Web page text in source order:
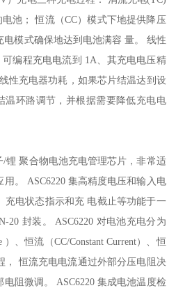
池； 恒流（CC）模式下地提供降压
模式确保地达到电池满容 量。 线性
编程充电电流到 1A、其充电电压精
性充电器功耗，如果芯片结温达到设
温环路调节，并根据需要降低充电电
/锂 聚合物电池充电管理芯片，非常适
。 ASC6220 集高精度电压和输入电
充电状态指示和充 电截止等功能于一
20 封装。 ASC6220 对电池充电分为
、恒流（CC/Constant Current）、恒
， 恒流充电电流通过外部分压电阻决
阻微调。 ASC6220 集成电池温度检